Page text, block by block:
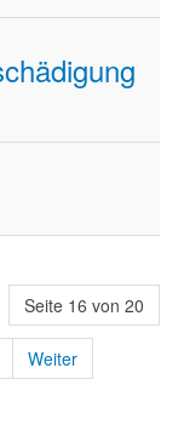
Seite 16 von 20
Weiter